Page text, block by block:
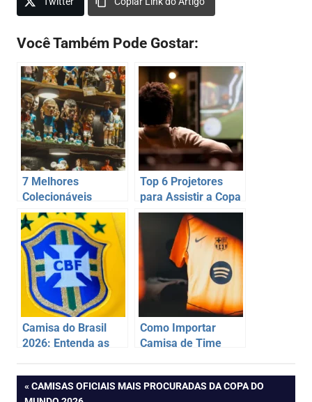
Você Também Pode Gostar:
7 Melhores
Colecionáveis
Exclusivos da Copa
do Mundo 2026:
Onde Comprar e
Qual Vale Mais a
Pena
Top 6 Projetores
para Assistir a Copa
do Mundo 2026
Camisa do Brasil
2026: Entenda as
Modelo Jogador e
Torcedor
Como Importar
Camisa de Time
Segredos: Guia
Completo para
Navegação
PREVIOUS
CAMISAS OFICIAIS MAIS PROCURADAS DA COPA DO